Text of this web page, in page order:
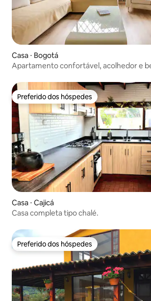
Casa ⋅ Bogotá
Apartamento confortável, acolhedor e
Preferido dos hóspedes
Preferido dos hóspedes
Casa ⋅ Cajicá
Casa completa tipo chalé.
Preferido dos hóspedes
Preferido dos hóspedes